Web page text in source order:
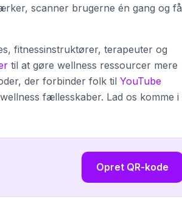
scanner brugerne én gang og
fitnessinstruktører, terapeuter og
til at gøre wellness ressourcer mere
der forbinder folk til YouTube
fællesskaber. Lad os komme i
Opret QR-kode